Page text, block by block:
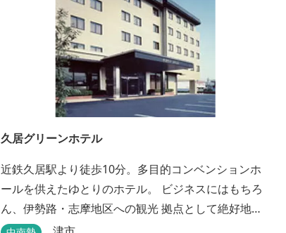
久居グリーンホテル
近鉄久居駅より徒歩10分。多目的コンベンションホ
ールを供えたゆとりのホテル。 ビジネスにはもちろ
ん、伊勢路・志摩地区への観光 拠点として絶好地。
安心して宿泊できる快適で清潔な客室にサービスも